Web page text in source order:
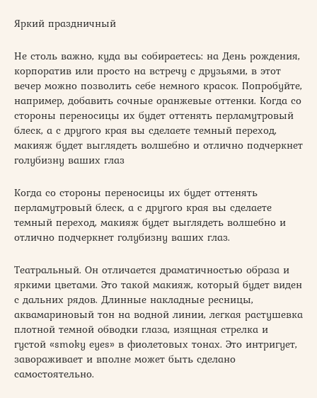
Яркий праздничный
Не столь важно, куда вы собираетесь: на День рождения,
корпоратив или просто на встречу с друзьями, в этот
вечер можно позволить себе немного красок. Попробуйте,
например, добавить сочные оранжевые оттенки. Когда со
стороны переносицы их будет оттенять перламутровый
блеск, а с другого края вы сделаете темный переход,
макияж будет выглядеть волшебно и отлично подчеркнет
голубизну ваших глаз
Когда со стороны переносицы их будет оттенять
перламутровый блеск, а с другого края вы сделаете
темный переход, макияж будет выглядеть волшебно и
отлично подчеркнет голубизну ваших глаз.
Театральный. Он отличается драматичностью образа и
яркими цветами. Это такой макияж, который будет виден
с дальних рядов. Длинные накладные ресницы,
аквамариновый тон на водной линии, легкая растушевка
плотной темной обводки глаза, изящная стрелка и
густой «smoky eyes» в фиолетовых тонах. Это интригует,
завораживает и вполне может быть сделано
самостоятельно.